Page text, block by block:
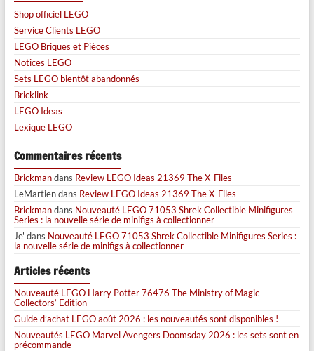
Shop officiel LEGO
Service Clients LEGO
LEGO Briques et Pièces
Notices LEGO
Sets LEGO bientôt abandonnés
Bricklink
LEGO Ideas
Lexique LEGO
Commentaires récents
Brickmandans Review LEGO Ideas 21369 The X-Files
LeMartiendans Review LEGO Ideas 21369 The X-Files
Brickmandans Nouveauté LEGO 71053 Shrek Collectible Minifigures
Series : la nouvelle série de minifigs à collectionner
Je' dans Nouveauté LEGO 71053 Shrek Collectible Minifigures Series :
la nouvelle série de minifigs à collectionner
Articles récents
Nouveauté LEGO Harry Potter 76476 The Ministry of Magic
Collectors’ Edition
Guide d’achat LEGO août 2026 : les nouveautés sont disponibles !
Nouveautés LEGO Marvel Avengers Doomsday 2026 : les sets sont en
précommande